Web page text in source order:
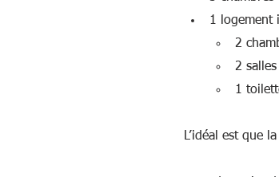
1 logement
2
2
1
L’idéal est que